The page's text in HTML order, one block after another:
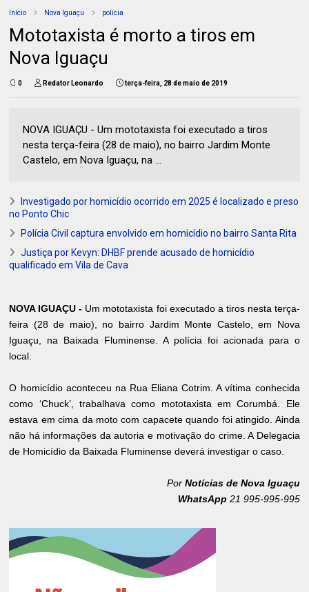
Início Nova Iguaçu polícia
Mototaxista é morto a tiros em
Nova Iguaçu
0 Redator Leonardo terça-feira, 28 de maio de 2019
NOVA IGUAÇU - Um mototaxista foi executado a tiros
nesta terça-feira (28 de maio), no bairro Jardim Monte
Castelo, em Nova Iguaçu, na ...
Investigado por homicídio ocorrido em 2025 é localizado e preso
no Ponto Chic
Polícia Civil captura envolvido em homicídio no bairro Santa Rita
Justiça por Kevyn: DHBF prende acusado de homicídio
qualificado em Vila de Cava
NOVA IGUAÇU - Um mototaxista foi executado a tiros nesta terça-
feira (28 de maio), no bairro Jardim Monte Castelo, em Nova
Iguaçu, na Baixada Fluminense. A polícia foi acionada para o
local.
O homicídio aconteceu na Rua Eliana Cotrim. A vítima conhecida
como ‘Chuck’, trabalhava como mototaxista em Corumbá. Ele
estava em cima da moto com capacete quando foi atingido. Ainda
não há informações da autoria e motivação do crime. A Delegacia
de Homicídio da Baixada Fluminense deverá investigar o caso.
Por Notícias de Nova Iguaçu
WhatsApp 21 995-995-995